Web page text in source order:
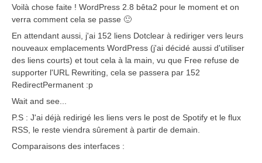
Voilà chose faite ! WordPress 2.8 bêta2 pour le moment et on
verra comment cela se passe 🙂
En attendant aussi, j'ai 152 liens Dotclear à rediriger vers leurs
nouveaux emplacements WordPress (j'ai décidé aussi d'utiliser
des liens courts) et tout cela à la main, vu que Free refuse de
supporter l'URL Rewriting, cela se passera par 152
RedirectPermanent :p
Wait and see...
P.S : J'ai déjà redirigé les liens vers le post de Spotify et le flux
RSS, le reste viendra sûrement à partir de demain.
Comparaisons des interfaces :